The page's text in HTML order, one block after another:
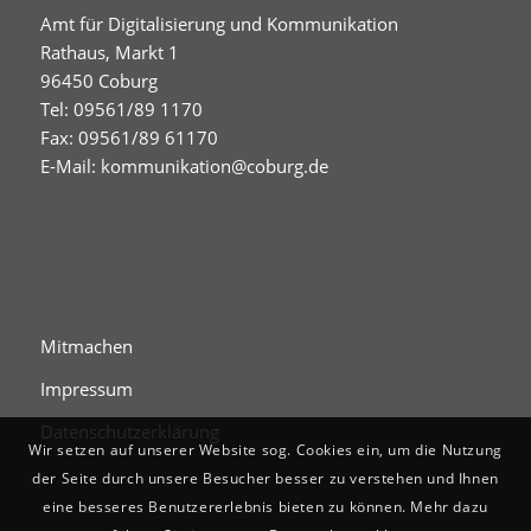
Amt für Digitalisierung und Kommunikation
Rathaus, Markt 1
96450 Coburg
Tel: 09561/89 1170
Fax: 09561/89 61170
E-Mail: kommunikation@coburg.de
Mitmachen
Impressum
Datenschutzerklärung
Wir setzen auf unserer Website sog. Cookies ein, um die Nutzung
der Seite durch unsere Besucher besser zu verstehen und Ihnen
eine besseres Benutzererlebnis bieten zu können. Mehr dazu